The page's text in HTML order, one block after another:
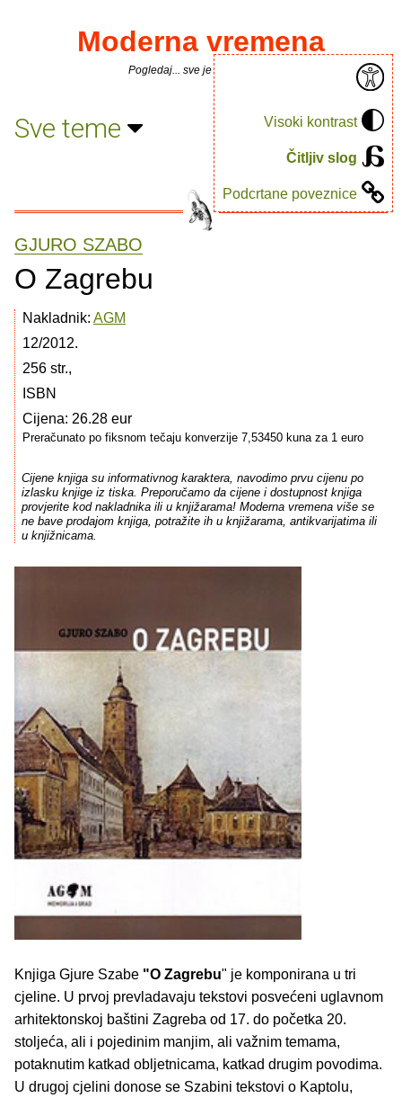
Visoki kontrast
Čitljiv slog
Podcrtane poveznice
Moderna vremena
Pogledaj... sve je puno knjiga.
Sve teme
GJURO SZABO
O Zagrebu
Nakladnik: AGM
12/2012.
256 str.,
ISBN
Cijena: 26.28 eur
Preračunato po fiksnom tečaju konverzije 7,53450 kuna za 1 euro
Cijene knjiga su informativnog karaktera, navodimo prvu cijenu po
izlasku knjige iz tiska. Preporučamo da cijene i dostupnost knjiga
provjerite kod nakladnika ili u knjižarama! Moderna vremena više se
ne bave prodajom knjiga, potražite ih u knjižarama, antikvarijatima ili
u knjižnicama.
Knjiga Gjure Szabe "O Zagrebu" je komponirana u tri
cjeline. U prvoj prevladavaju tekstovi posvećeni uglavnom
arhitektonskoj baštini Zagreba od 17. do početka 20.
stoljeća, ali i pojedinim manjim, ali važnim temama,
potaknutim katkad obljetnicama, katkad drugim povodima.
U drugoj cjelini donose se Szabini tekstovi o Kaptolu,